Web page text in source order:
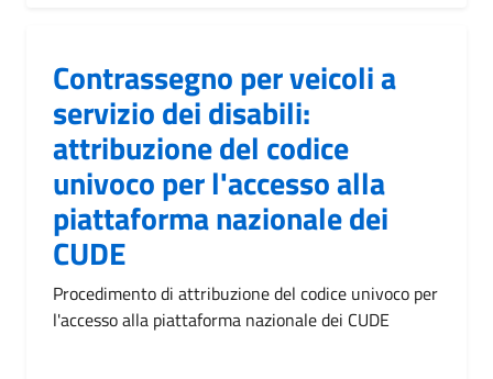
Contrassegno per veicoli a
servizio dei disabili:
attribuzione del codice
univoco per l'accesso alla
piattaforma nazionale dei
CUDE
Procedimento di attribuzione del codice univoco per
l'accesso alla piattaforma nazionale dei CUDE